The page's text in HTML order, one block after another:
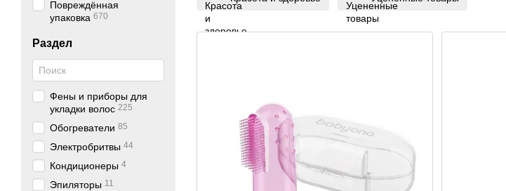
Повреждённая
упаковка 670
Раздел
Фены и приборы для
укладки волос 225
Обогреватели 85
Электробритвы 44
Кондиционеры 4
Эпиляторы 11